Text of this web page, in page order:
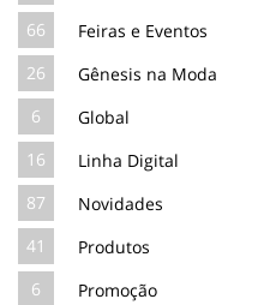
66
Feiras e Eventos
26
Gênesis na Moda
6
Global
16
Linha Digital
87
Novidades
41
Produtos
6
Promoção